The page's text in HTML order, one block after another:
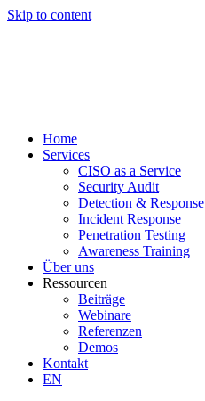
Skip to content
Home
Services
CISO as a Service
Security Audit
Detection & Response
Incident Response
Penetration Testing
Awareness Training
Über uns
Ressourcen
Beiträge
Webinare
Referenzen
Demos
Kontakt
EN